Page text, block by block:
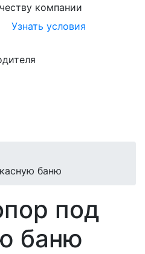
компании
Узнать условия
баню
под
баню